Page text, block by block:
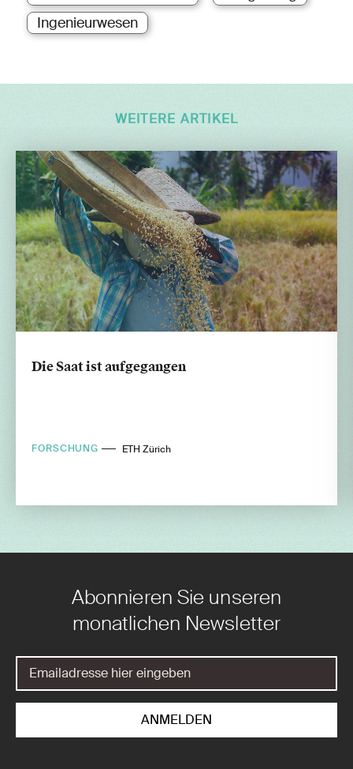
Ingenieurwesen
WEITERE ARTIKEL
Die Saat ist aufgegangen
FORSCHUNG ETH Zürich
Abonnieren Sie unseren
monatlichen Newsletter